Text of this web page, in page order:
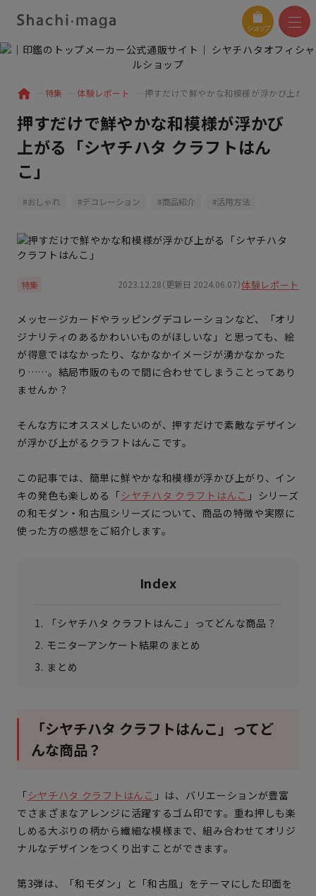
ショップ
特集 体験レポート 押すだけで鮮やかな和模様が浮かび上が
押すだけで鮮やかな和模様が浮かび
上がる「シヤチハタ クラフトはん
こ」
おしゃれ デコレーション 商品紹介 活用方法
特集 体験レポート
2023.12.28（更新日 2024.06.07）
メッセージカードやラッピングデコレーションなど、「オリ
ジナリティのあるかわいいものがほしいな」と思っても、絵
が得意ではなかったり、なかなかイメージが湧かなかった
り……。結局市販のもので間に合わせてしまうことってあり
ませんか？
そんな方にオススメしたいのが、押すだけで素敵なデザイン
が浮かび上がるクラフトはんこです。
この記事では、簡単に鮮やかな和模様が浮かび上がり、イン
キの発色も楽しめる「シヤチハタ クラフトはんこ 」シリーズ
の和モダン・和古風シリーズについて、商品の特徴や実際に
使った方の感想をご紹介します。
Index
「シヤチハタ クラフトはんこ」ってどんな商品？
モニターアンケート結果のまとめ
まとめ
「シヤチハタ クラフトはんこ」ってど
んな商品？
「シヤチハタ クラフトはんこ 」は、バリエーションが豊富
でさまざまなアレンジに活躍するゴム印です。重ね押しも楽
しめる大ぶりの柄から繊細な模様まで、組み合わせてオリジ
ナルなデザインをつくり出すことができます。
第3弾は、「和モダン」と「和古風」をテーマにした印面を